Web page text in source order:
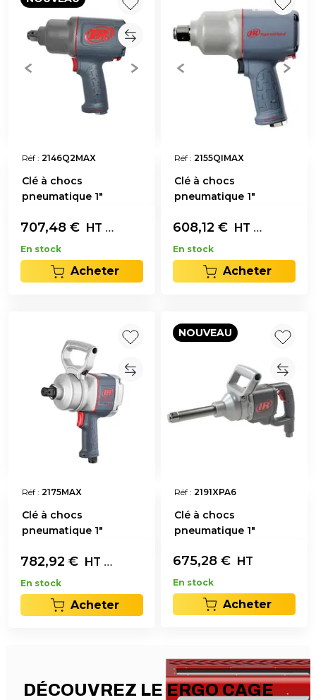
Réf : 2146Q2MAX
Clé à chocs
pneumatique 1"
707,48 € HT L'unité
En stock
Acheter
Réf : 2155QIMAX
Clé à chocs
pneumatique 1"
608,12 € HT L'unité
En stock
Acheter
Réf : 2175MAX
Clé à chocs
pneumatique 1"
782,92 € HT L'unité
En stock
Acheter
NOUVEAU
Réf : 2191XPA6
Clé à chocs
pneumatique 1"
675,28 € HT
En stock
Acheter
DÉCOUVREZ LE ERGO CAGE